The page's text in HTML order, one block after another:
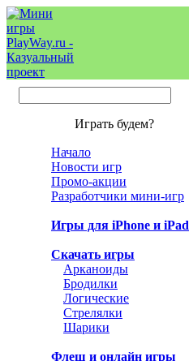
Играть будем?
Начало
Новости игр
Промо-акции
Разработчики мини-игр
Игры для iPhone и iPad
Скачать игры
Арканоиды
Бродилки
Логические
Стрелялки
Шарики
Флеш и онлайн игры